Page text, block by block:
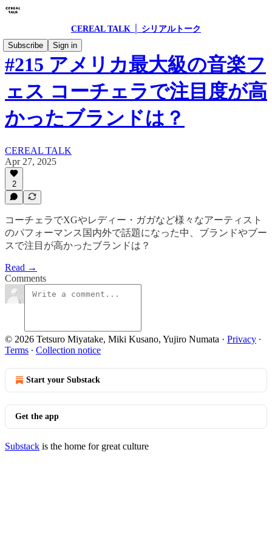
CEREAL TALK │ シリアルトーク
Subscribe
Sign in
#215 アメリカ最大級の音楽フ
ェス コーチェラで注目度が高
かったブランドは？
CEREAL TALK
Apr 27, 2025
2
コーチェラでXGやレディー・ガガなど様々なアーティスト
のパフォーマンス国内外で話題になった中、ブランドやブー
スで注目が高かったブランドは？
Read →
Comments
© 2026 Tetsuro Miyatake, Miki Kusano, Yujiro Numata · Privacy ∙
Terms ∙ Collection notice
Start your Substack
Get the app
Substack is the home for great culture